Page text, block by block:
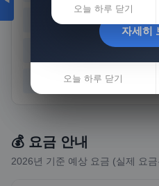
경기
전남
💰 요금 안내
2026년 기준 예상 요금 (실제 요
오늘 하루 닫기
자세히
오늘 하루 닫기
자세히
오늘 하루 닫기